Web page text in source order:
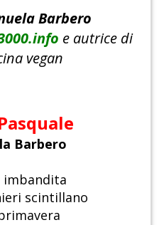
Barbero
e autrice di
vegan
Barbero
imbandita
scintillano